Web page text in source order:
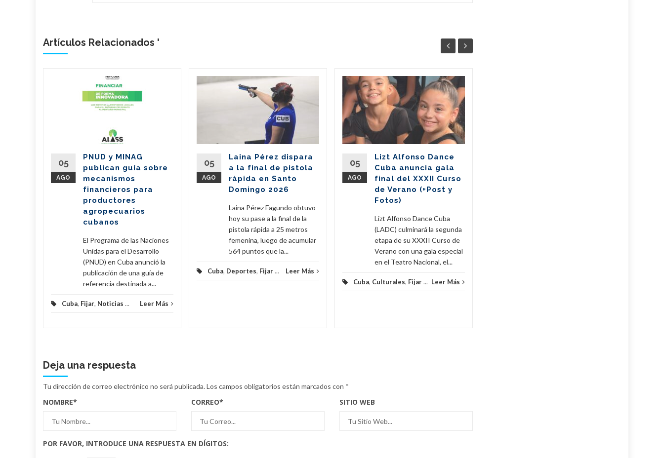
Artículos Relacionados '
05
AGO
PNUD y MINAG
publican guía sobre
mecanismos
financieros para
productores
agropecuarios
cubanos
El Programa de las Naciones
Unidas para el Desarrollo
(PNUD) en Cuba anunció la
publicación de una guía de
referencia destinada a...
Cuba, Fijar, Noticias ... Leer Más
05
AGO
Laina Pérez dispara
a la final de pistola
rápida en Santo
Domingo 2026
Laina Pérez Fagundo obtuvo
hoy su pase a la final de la
pistola rápida a 25 metros
femenina, luego de acumular
564 puntos que la...
Cuba, Deportes, Fijar... Leer Más
05
AGO
Lizt Alfonso Dance
Cuba anuncia gala
final del XXXII Curso
de Verano (+Post y
Fotos)
Lizt Alfonso Dance Cuba
(LADC) culminará la segunda
etapa de su XXXII Curso de
Verano con una gala especial
en el Teatro Nacional, el...
Cuba, Culturales, Fijar... Leer Más
Deja una respuesta
Tu dirección de correo electrónico no será publicada.Los campos obligatorios están marcados con *
NOMBRE* CORREO* SITIO WEB
POR FAVOR, INTRODUCE UNA RESPUESTA EN DÍGITOS: